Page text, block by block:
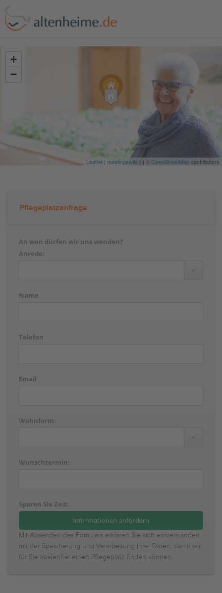
+
−
Leaflet | meetingswitch | ©OpenStreetMapcontributors
Pflegeplatzanfrage
An wen dürfen wir uns wenden?
Anrede:
Name
Telefon
Email
Wohnform:
Wunschtermin:
Sparen Sie Zeit:
Mit Absenden des Fomulars erklären Sie sich einverstanden
mit der Speicherung und Verarbeitung Ihrer Daten, damit wir
für Sie kostenfrei einen Pflegeplatz finden können.